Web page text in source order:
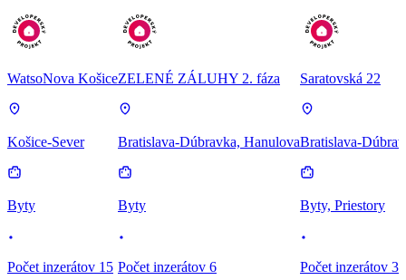
WatsoNova Košice
Košice-Sever
Byty
Počet inzerátov 15
ZELENÉ ZÁLUHY 2. fáza
Bratislava-Dúbravka, Hanulova
Byty
Počet inzerátov 6
Saratovská 22
Bratislava-
Byty, Priestory
Počet inzerátov 3